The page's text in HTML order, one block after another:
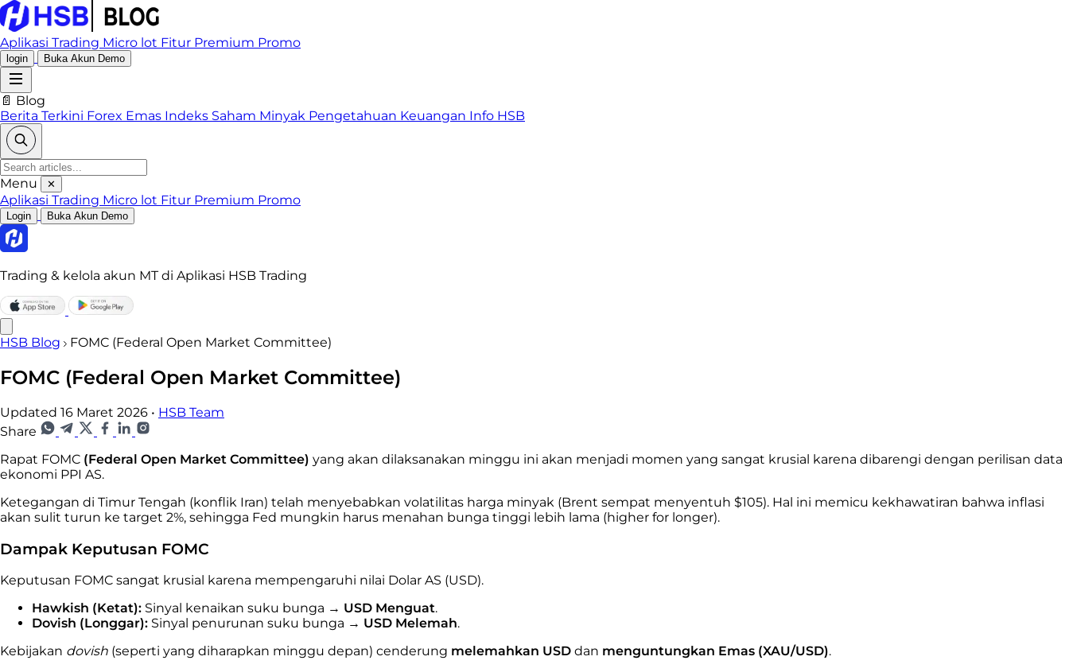
Aplikasi Trading Micro lot Fitur Premium Promo
login Buka Akun Demo
📄 Blog
Berita Terkini Forex Emas Indeks Saham Minyak Pengetahuan Keuangan Info HSB
Menu ✕
Aplikasi Trading Micro lot Fitur Premium Promo
Login Buka Akun Demo
Trading & kelola akun MT di Aplikasi HSB Trading
HSB Blog FOMC (Federal Open Market Committee)
FOMC (Federal Open Market Committee)
Updated 16 Maret 2026 • HSB Team
Share
Rapat FOMC (Federal Open Market Committee) yang akan dilaksanakan minggu ini akan menjadi momen yang sangat krusial karena dibarengi dengan perilisan data
ekonomi PPI AS.
Ketegangan di Timur Tengah (konflik Iran) telah menyebabkan volatilitas harga minyak (Brent sempat menyentuh $105). Hal ini memicu kekhawatiran bahwa inflasi
akan sulit turun ke target 2%, sehingga Fed mungkin harus menahan bunga tinggi lebih lama (higher for longer).
Dampak Keputusan FOMC
Keputusan FOMC sangat krusial karena mempengaruhi nilai Dolar AS (USD).
Hawkish (Ketat): Sinyal kenaikan suku bunga → USD Menguat.
Dovish (Longgar): Sinyal penurunan suku bunga → USD Melemah.
Kebijakan dovish (seperti yang diharapkan minggu depan) cenderung melemahkan USD dan menguntungkan Emas (XAU/USD).